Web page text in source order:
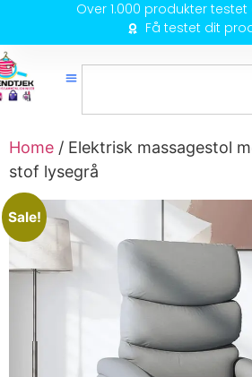
Over 1.000 produkter
Få testet dit
Home / Elektrisk massagestol
stof lysegrå
Sale!